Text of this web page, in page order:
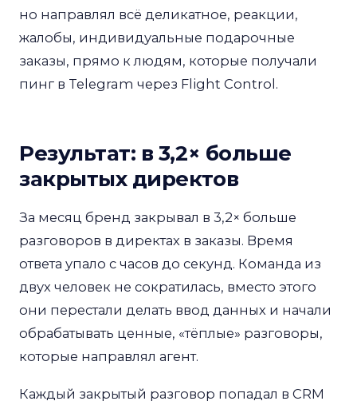
но направлял всё деликатное, реакции,
жалобы, индивидуальные подарочные
заказы, прямо к людям, которые получали
пинг в Telegram через Flight Control.
Результат: в 3,2× больше
закрытых директов
За месяц бренд закрывал в 3,2× больше
разговоров в директах в заказы. Время
ответа упало с часов до секунд. Команда из
двух человек не сократилась, вместо этого
они перестали делать ввод данных и начали
обрабатывать ценные, «тёплые» разговоры,
которые направлял агент.
Каждый закрытый разговор попадал в CRM